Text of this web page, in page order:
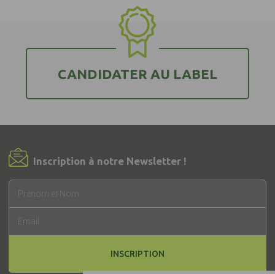
CANDIDATER AU LABEL
Inscription à notre Newsletter !
INSCRIPTION